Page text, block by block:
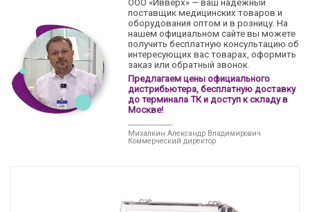
ООО «Ивверх» — ваш надежный
поставщик медицинских товаров и
оборудования оптом и в розницу. На
нашем официальном сайте вы можете
получить бесплатную консультацию об
интересующих вас товарах, оформить
заказ или обратный звонок.
Предлагаем цены официального
дистрибьютера, бесплатную доставку
до терминала ТК и доступ к складу в
Москве!
Михалкин Александр Владимирович
Коммерческий директор